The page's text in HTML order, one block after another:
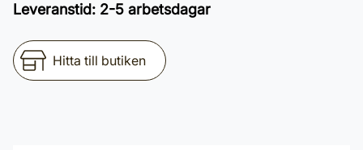
Leveranstid: 2-5 arbetsdagar
Hitta till butiken